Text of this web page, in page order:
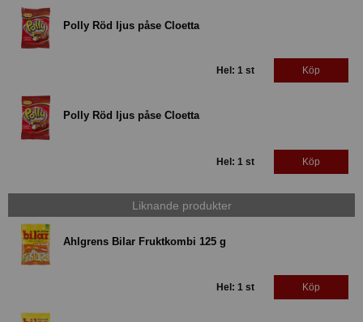
Polly Röd ljus påse Cloetta
Hel: 1 st Köp
Polly Röd ljus påse Cloetta
Hel: 1 st Köp
Liknande produkter
Ahlgrens Bilar Fruktkombi 125 g
Hel: 1 st Köp